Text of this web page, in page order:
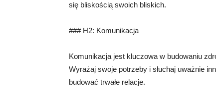
się bliskością swoich bliskich.
### H2: Komunikacja
Komunikacja jest kluczowa w budowaniu
Wyrażaj swoje potrzeby i słuchaj uważnie
budować trwałe relacje.